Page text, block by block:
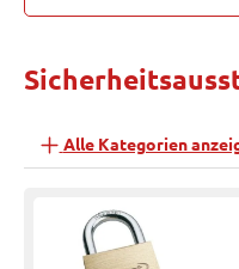
Alle Kategorien